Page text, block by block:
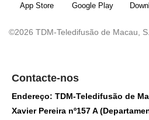
App Store Google Play
©2026 TDM-Teledifusão de Macau,
Contacte-nos
Endereço: TDM-Teledifusão de
Xavier Pereira nº157 A